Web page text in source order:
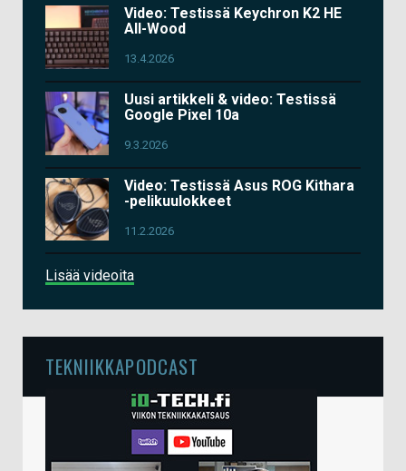
Video: Testissä Keychron K2 HE
All-Wood
13.4.2026
Uusi artikkeli & video: Testissä
Google Pixel 10a
9.3.2026
Video: Testissä Asus ROG Kithara
-pelikuulokkeet
11.2.2026
Lisää videoita
TEKNIIKKAPODCAST